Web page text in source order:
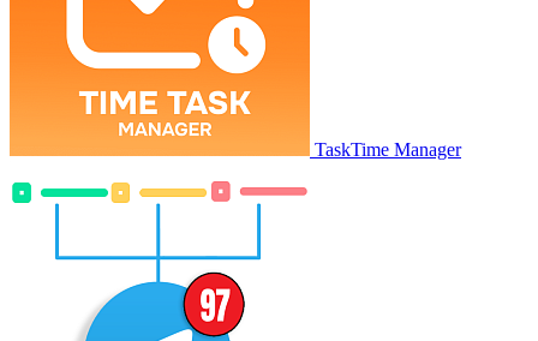
TaskTime Manager